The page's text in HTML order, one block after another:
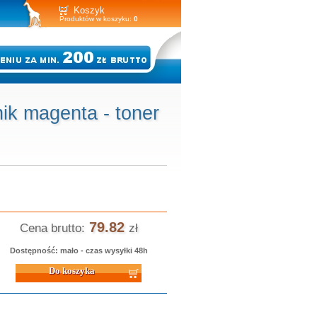
Koszyk
Produktów w koszyku: 0
magenta - toner
Cena brutto: 79.82 zł
Dostępność: mało - czas wysyłki 48h
koszyka